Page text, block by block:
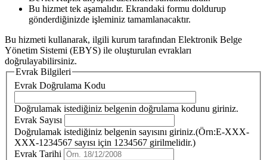
Bu hizmet tek aşamalıdır. Ekrandaki formu doldurup
gönderdiğinizde işleminiz tamamlanacaktır.
Bu hizmeti kullanarak, ilgili kurum tarafından Elektronik Belge
Yönetim Sistemi (EBYS) ile oluşturulan evrakları
doğrulayabilirsiniz.
Evrak Bilgileri
Evrak Doğrulama Kodu
Doğrulamak istediğiniz belgenin doğrulama kodunu giriniz.
Evrak Sayısı
Doğrulamak istediğiniz belgenin sayısını giriniz.(Örn:E-XXX-
XXX-1234567 sayısı için 1234567 girilmelidir.)
Evrak Tarihi